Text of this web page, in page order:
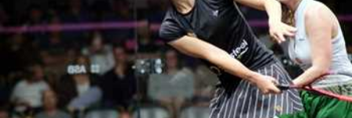
آراء حرة
ركن الألعاب
بطولات